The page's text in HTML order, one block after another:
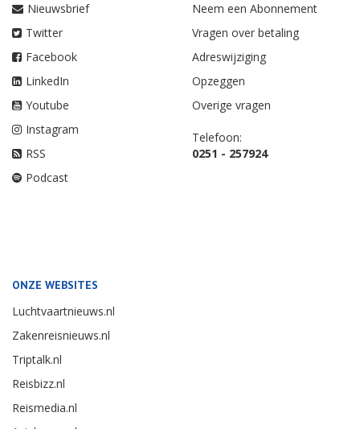
Nieuwsbrief
Twitter
Facebook
LinkedIn
Youtube
Instagram
RSS
Podcast
Neem een Abonnement
Vragen over betaling
Adreswijziging
Opzeggen
Overige vragen
Telefoon:
0251 - 257924
ONZE WEBSITES
Luchtvaartnieuws.nl
Zakenreisnieuws.nl
Triptalk.nl
Reisbizz.nl
Reismedia.nl